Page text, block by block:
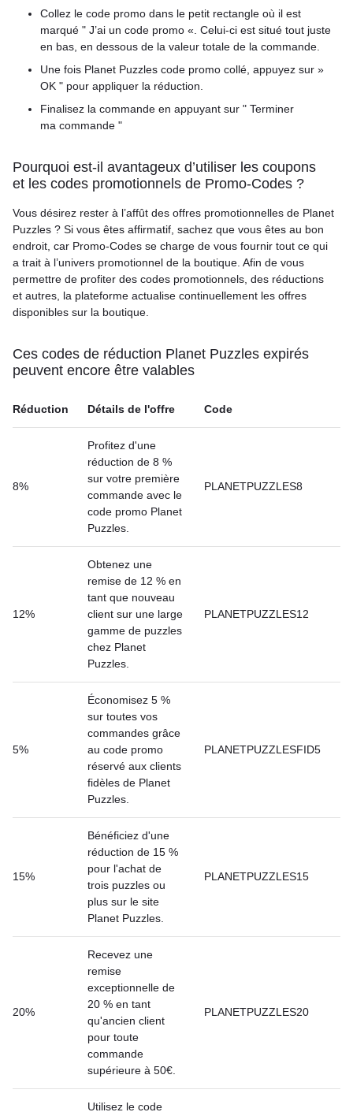
Collez le code promo dans le petit rectangle où il est
marqué " J’ai un code promo «. Celui-ci est situé tout juste
en bas, en dessous de la valeur totale de la commande.
Une fois Planet Puzzles code promo collé, appuyez sur »
OK " pour appliquer la réduction.
Finalisez la commande en appuyant sur " Terminer
ma commande "
Pourquoi est-il avantageux d’utiliser les coupons
et les codes promotionnels de Promo-Codes ?
Vous désirez rester à l’affût des offres promotionnelles de Planet
Puzzles ? Si vous êtes affirmatif, sachez que vous êtes au bon
endroit, car Promo-Codes se charge de vous fournir tout ce qui
a trait à l’univers promotionnel de la boutique. Afin de vous
permettre de profiter des codes promotionnels, des réductions
et autres, la plateforme actualise continuellement les offres
disponibles sur la boutique.
Ces codes de réduction Planet Puzzles expirés
peuvent encore être valables
Réduction Détails de l'offre Code
8%
Profitez d'une
réduction de 8 %
sur votre première
commande avec le
code promo Planet
Puzzles.
PLANETPUZZLES8
12%
Obtenez une
remise de 12 % en
tant que nouveau
client sur une large
gamme de puzzles
chez Planet
Puzzles.
PLANETPUZZLES12
5%
Économisez 5 %
sur toutes vos
commandes grâce
au code promo
réservé aux clients
fidèles de Planet
Puzzles.
PLANETPUZZLESFID5
15%
Bénéficiez d'une
réduction de 15 %
pour l'achat de
trois puzzles ou
plus sur le site
Planet Puzzles.
PLANETPUZZLES15
20%
Recevez une
remise
exceptionnelle de
20 % en tant
qu'ancien client
pour toute
commande
supérieure à 50€.
PLANETPUZZLES20
Utilisez le code